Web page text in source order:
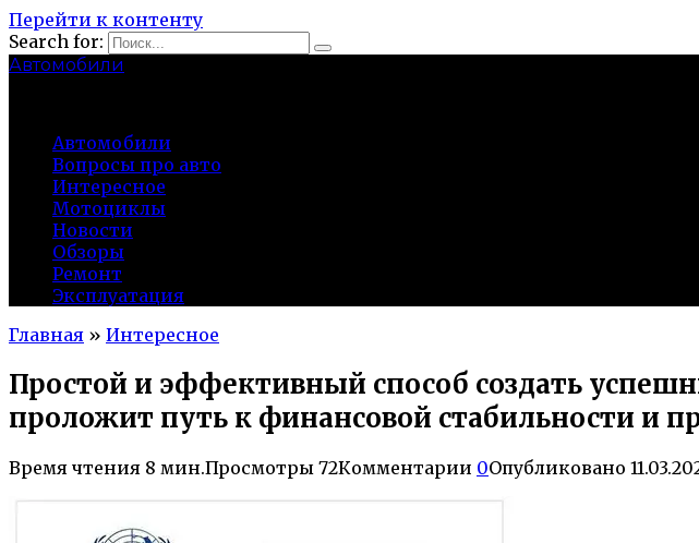
Перейти к контенту
Search for:
Автомобили
Автомобили
Вопросы про авто
Интересное
Мотоциклы
Новости
Обзоры
Ремонт
Эксплуатация
Главная » Интересное
Простой и эффективный способ создать
проложит путь к финансовой стабильности и
Время чтения 8 мин.Просмотры 72Комментарии 0Опубликовано